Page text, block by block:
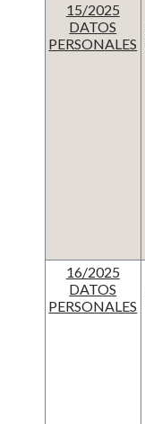
15/2025
DATOS
PERSONALES
16/2025
DATOS
PERSONALES